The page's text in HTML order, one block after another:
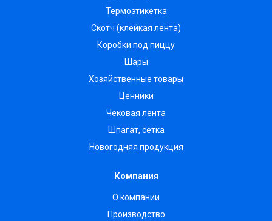
Термоэтикетка
Скотч (клейкая лента)
Коробки под пиццу
Шары
Хозяйственные товары
Ценники
Чековая лента
Шпагат, сетка
Новогодняя продукция
Компания
О компании
Производство